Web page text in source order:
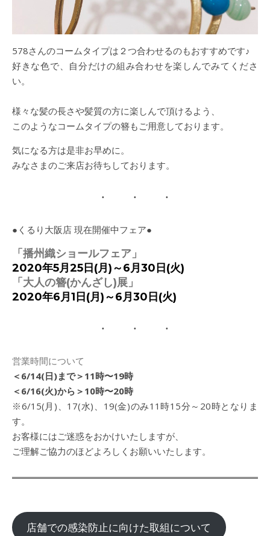
578さんのコームタイプは２つ合わせるのもおすすめです♪
好きな色で、自分だけの組み合わせを楽しんでみてくださ
い。
様々な髪の長さや髪質の方に楽しんで頂けるよう、
このようなコームタイプの簪もご用意しております。
気になる方は是非お早めに。
みなさまのご来店お待ちしております。
●くるり大阪店 現在開催中フェア●
「播州織ショールフェア」
2020年5月25日(月)～6月30日(火)
「大人の簪(かんざし)展」
2020年6月1日(月)～6月30日(火)
営業時間について
＜6/14(日)まで＞11時〜19時
＜6/16(火)から＞10時〜20時
※6/15(月)、17(水)、19(金)のみ11時15分～20時となりま
す。
お客様にはご迷惑をおかけいたしますが、
ご理解ご協力のほどよろしくお願いいたします。
店舗での感染防止に向けた取組について